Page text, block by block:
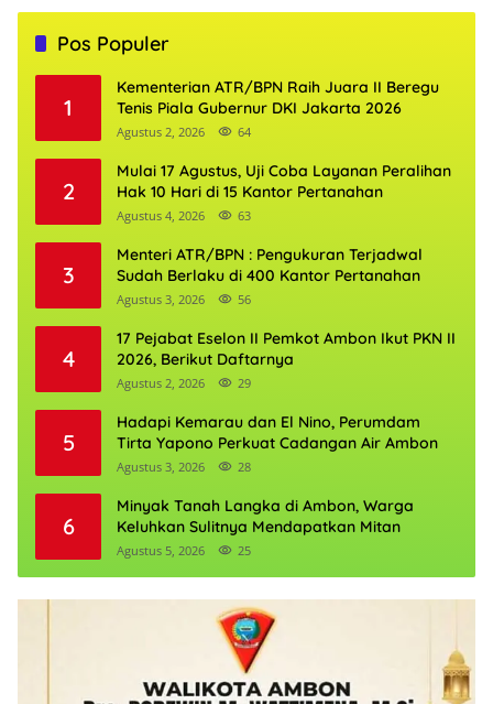
Pos Populer
1
Kementerian ATR/BPN Raih Juara II Beregu
Tenis Piala Gubernur DKI Jakarta 2026
Agustus 2, 2026 64
2
Mulai 17 Agustus, Uji Coba Layanan Peralihan
Hak 10 Hari di 15 Kantor Pertanahan
Agustus 4, 2026 63
3
Menteri ATR/BPN : Pengukuran Terjadwal
Sudah Berlaku di 400 Kantor Pertanahan
Agustus 3, 2026 56
4
17 Pejabat Eselon II Pemkot Ambon Ikut PKN II
2026, Berikut Daftarnya
Agustus 2, 2026 29
5
Hadapi Kemarau dan El Nino, Perumdam
Tirta Yapono Perkuat Cadangan Air Ambon
Agustus 3, 2026 28
6
Minyak Tanah Langka di Ambon, Warga
Keluhkan Sulitnya Mendapatkan Mitan
Agustus 5, 2026 25